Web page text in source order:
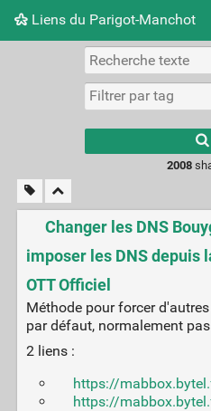
Liens du Parigot-Manchot
Nuage de tags Mur
2008
Changer les DNS
imposer les DNS depuis
OTT Officiel
Méthode pour forcer
par défaut, normalement
2 liens :
https://
https://